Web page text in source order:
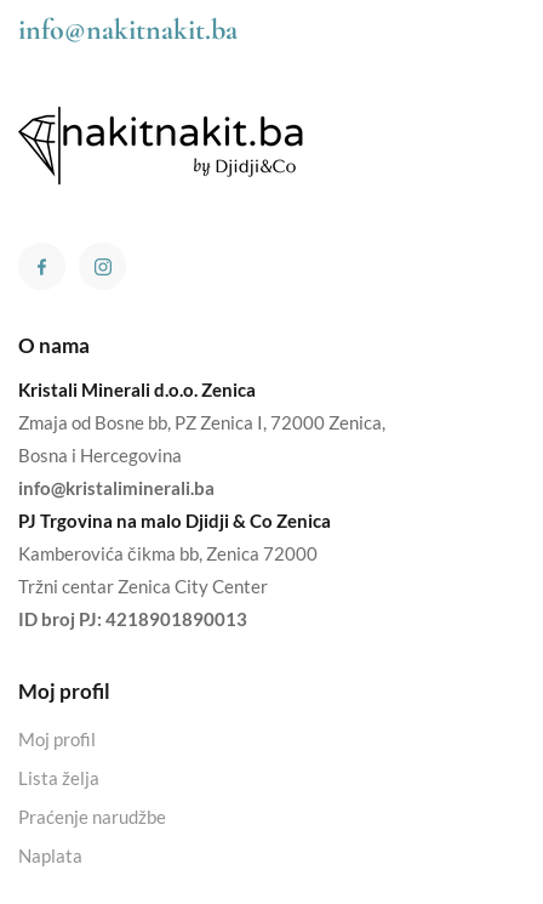
info@nakitnakit.ba
O nama
Kristali Minerali d.o.o. Zenica
Zmaja od Bosne bb, PZ Zenica I, 72000 Zenica,
Bosna i Hercegovina
info@kristaliminerali.ba
PJ Trgovina na malo Djidji & Co Zenica
Kamberovića čikma bb, Zenica 72000
Tržni centar Zenica City Center
ID broj PJ: 4218901890013
Moj profil
Moj profil
Lista želja
Praćenje narudžbe
Naplata